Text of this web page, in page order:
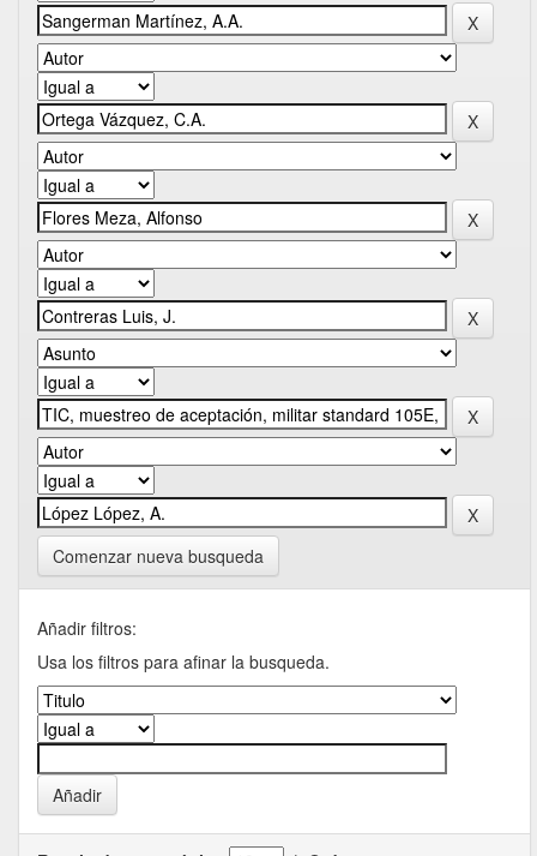
Comenzar nueva busqueda
Añadir filtros:
Usa los filtros para afinar la busqueda.